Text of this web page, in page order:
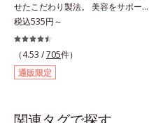
せたこだわり製法。 美容をサポー
トする没食子（ポリフェノール）配
合で、 本格的な味と美容ケアが楽
しめます。。胃腸にやさしい0kcal
の、ダイエット中にうれしいプ―ア
ール茶です。ホットでもアイスでも
税込535円～
（4.53 /705件）
通販限定